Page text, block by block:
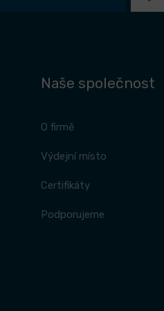
Naše společnost
O firmě
Výdejní místo
Certifikáty
Podporujeme